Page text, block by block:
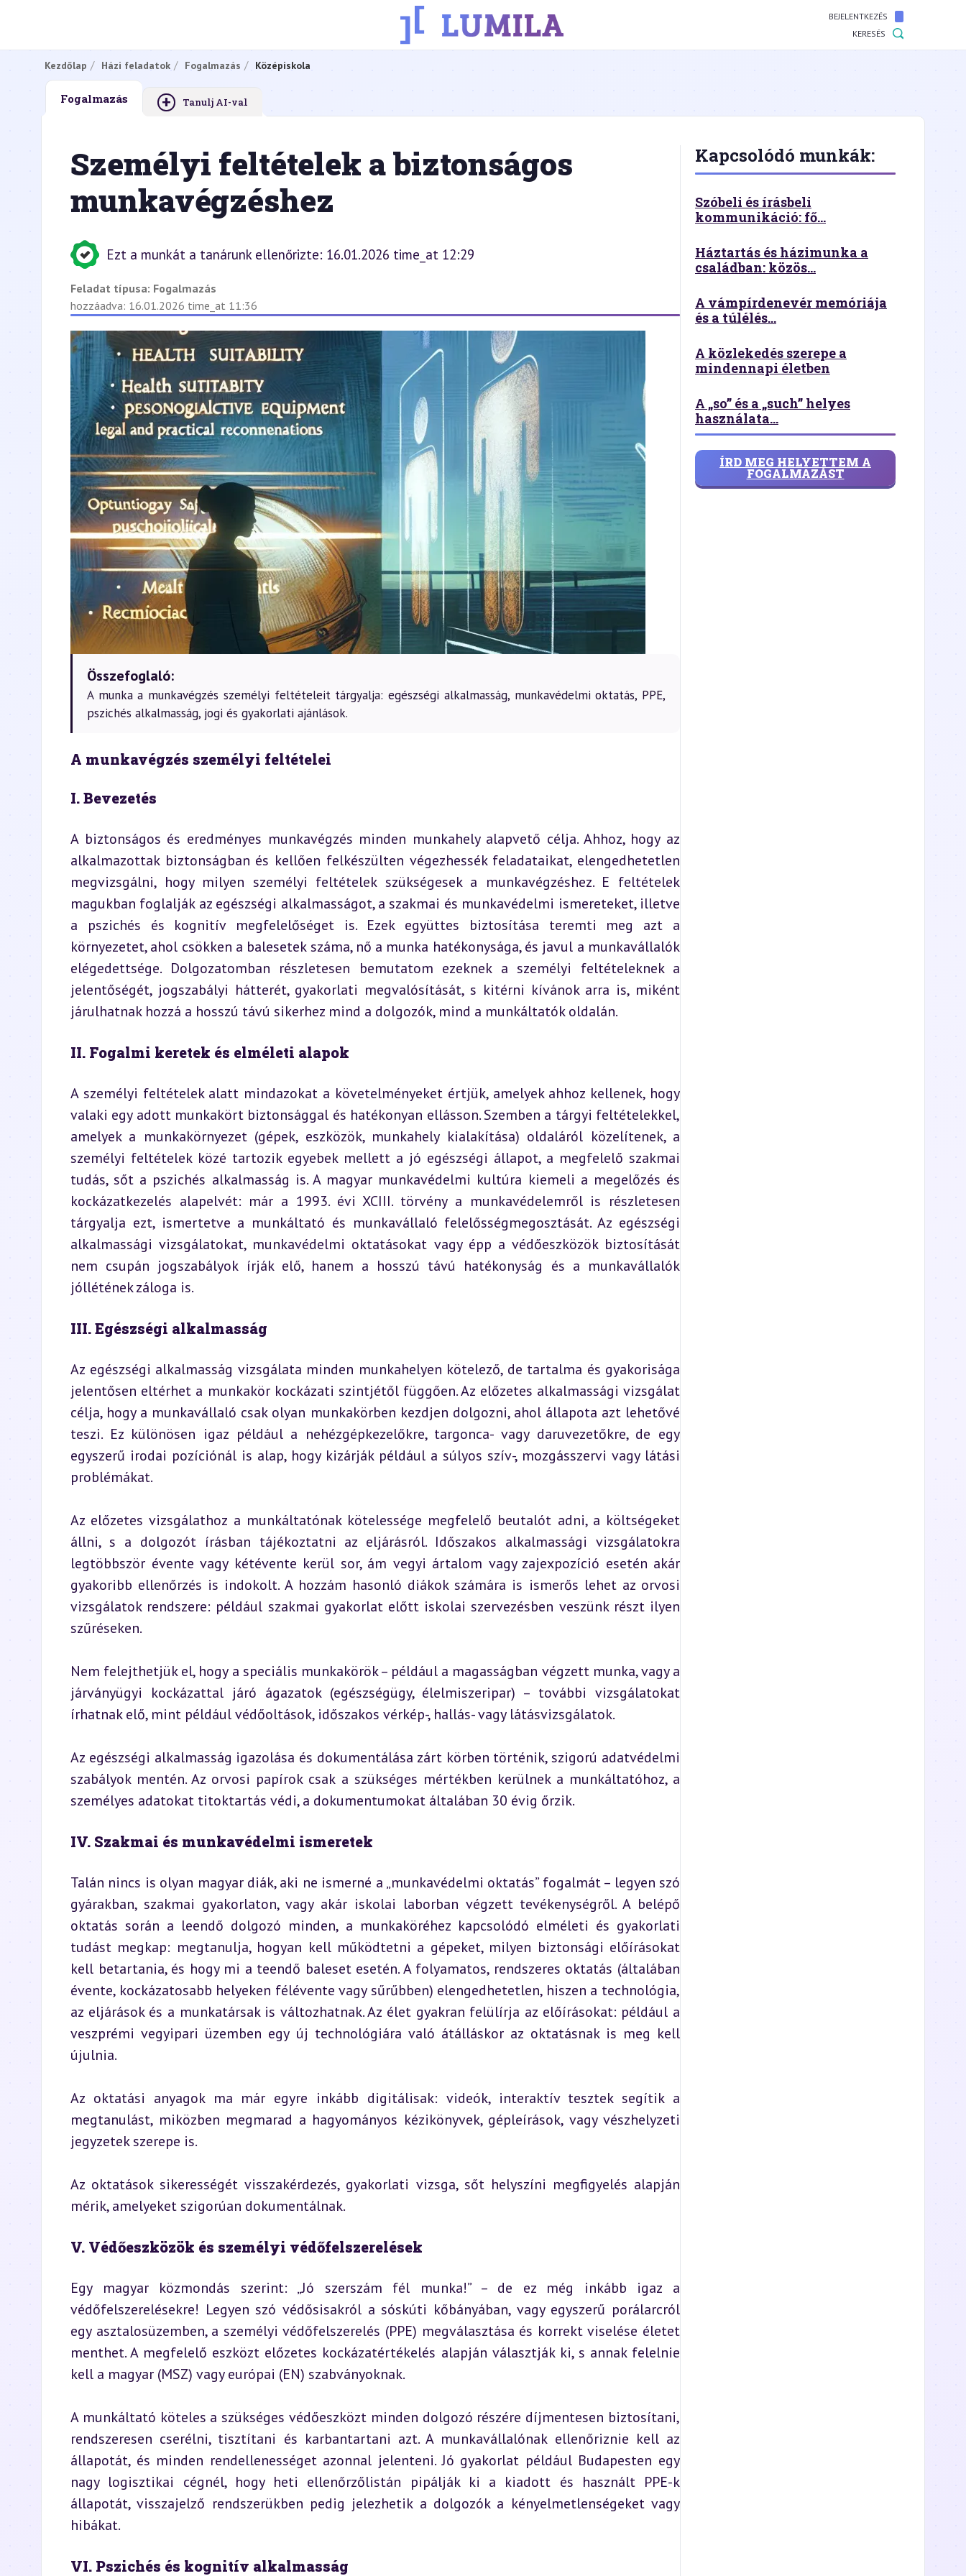
BEJELENTKEZÉS
KERESÉS
Kezdőlap Házi feladatok Fogalmazás Középiskola
Fogalmazás + Tanulj AI-val
Személyi feltételek a biztonságos
munkavégzéshez
Ezt a munkát a tanárunk ellenőrizte: 16.01.2026 time_at 12:29
Feladat típusa: Fogalmazás
hozzáadva: 16.01.2026 time_at 11:36
Összefoglaló:
A munka a munkavégzés személyi feltételeit tárgyalja: egészségi alkalmasság, munkavédelmi oktatás, PPE,
pszichés alkalmasság, jogi és gyakorlati ajánlások.
A munkavégzés személyi feltételei
I. Bevezetés
A biztonságos és eredményes munkavégzés minden munkahely alapvető célja. Ahhoz, hogy az
alkalmazottak biztonságban és kellően felkészülten végezhessék feladataikat, elengedhetetlen
megvizsgálni, hogy milyen személyi feltételek szükségesek a munkavégzéshez. E feltételek
magukban foglalják az egészségi alkalmasságot, a szakmai és munkavédelmi ismereteket, illetve
a pszichés és kognitív megfelelőséget is. Ezek együttes biztosítása teremti meg azt a
környezetet, ahol csökken a balesetek száma, nő a munka hatékonysága, és javul a munkavállalók
elégedettsége. Dolgozatomban részletesen bemutatom ezeknek a személyi feltételeknek a
jelentőségét, jogszabályi hátterét, gyakorlati megvalósítását, s kitérni kívánok arra is, miként
járulhatnak hozzá a hosszú távú sikerhez mind a dolgozók, mind a munkáltatók oldalán.
II. Fogalmi keretek és elméleti alapok
A személyi feltételek alatt mindazokat a követelményeket értjük, amelyek ahhoz kellenek, hogy
valaki egy adott munkakört biztonsággal és hatékonyan ellásson. Szemben a tárgyi feltételekkel,
amelyek a munkakörnyezet (gépek, eszközök, munkahely kialakítása) oldaláról közelítenek, a
személyi feltételek közé tartozik egyebek mellett a jó egészségi állapot, a megfelelő szakmai
tudás, sőt a pszichés alkalmasság is. A magyar munkavédelmi kultúra kiemeli a megelőzés és
kockázatkezelés alapelvét: már a 1993. évi XCIII. törvény a munkavédelemről is részletesen
tárgyalja ezt, ismertetve a munkáltató és munkavállaló felelősségmegosztását. Az egészségi
alkalmassági vizsgálatokat, munkavédelmi oktatásokat vagy épp a védőeszközök biztosítását
nem csupán jogszabályok írják elő, hanem a hosszú távú hatékonyság és a munkavállalók
jóllétének záloga is.
III. Egészségi alkalmasság
Az egészségi alkalmasság vizsgálata minden munkahelyen kötelező, de tartalma és gyakorisága
jelentősen eltérhet a munkakör kockázati szintjétől függően. Az előzetes alkalmassági vizsgálat
célja, hogy a munkavállaló csak olyan munkakörben kezdjen dolgozni, ahol állapota azt lehetővé
teszi. Ez különösen igaz például a nehézgépkezelőkre, targonca- vagy daruvezetőkre, de egy
egyszerű irodai pozíciónál is alap, hogy kizárják például a súlyos szív-, mozgásszervi vagy látási
problémákat.
Az előzetes vizsgálathoz a munkáltatónak kötelessége megfelelő beutalót adni, a költségeket
állni, s a dolgozót írásban tájékoztatni az eljárásról. Időszakos alkalmassági vizsgálatokra
legtöbbször évente vagy kétévente kerül sor, ám vegyi ártalom vagy zajexpozíció esetén akár
gyakoribb ellenőrzés is indokolt. A hozzám hasonló diákok számára is ismerős lehet az orvosi
vizsgálatok rendszere: például szakmai gyakorlat előtt iskolai szervezésben veszünk részt ilyen
szűréseken.
Nem felejthetjük el, hogy a speciális munkakörök – például a magasságban végzett munka, vagy a
járványügyi kockázattal járó ágazatok (egészségügy, élelmiszeripar) – további vizsgálatokat
írhatnak elő, mint például védőoltások, időszakos vérkép-, hallás- vagy látásvizsgálatok.
Az egészségi alkalmasság igazolása és dokumentálása zárt körben történik, szigorú adatvédelmi
szabályok mentén. Az orvosi papírok csak a szükséges mértékben kerülnek a munkáltatóhoz, a
személyes adatokat titoktartás védi, a dokumentumokat általában 30 évig őrzik.
IV. Szakmai és munkavédelmi ismeretek
Talán nincs is olyan magyar diák, aki ne ismerné a „munkavédelmi oktatás” fogalmát – legyen szó
gyárakban, szakmai gyakorlaton, vagy akár iskolai laborban végzett tevékenységről. A belépő
oktatás során a leendő dolgozó minden, a munkaköréhez kapcsolódó elméleti és gyakorlati
tudást megkap: megtanulja, hogyan kell működtetni a gépeket, milyen biztonsági előírásokat
kell betartania, és hogy mi a teendő baleset esetén. A folyamatos, rendszeres oktatás (általában
évente, kockázatosabb helyeken félévente vagy sűrűbben) elengedhetetlen, hiszen a technológia,
az eljárások és a munkatársak is változhatnak. Az élet gyakran felülírja az előírásokat: például a
veszprémi vegyipari üzemben egy új technológiára való átálláskor az oktatásnak is meg kell
újulnia.
Az oktatási anyagok ma már egyre inkább digitálisak: videók, interaktív tesztek segítik a
megtanulást, miközben megmarad a hagyományos kézikönyvek, gépleírások, vagy vészhelyzeti
jegyzetek szerepe is.
Az oktatások sikerességét visszakérdezés, gyakorlati vizsga, sőt helyszíni megfigyelés alapján
mérik, amelyeket szigorúan dokumentálnak.
V. Védőeszközök és személyi védőfelszerelések
Egy magyar közmondás szerint: „Jó szerszám fél munka!” – de ez még inkább igaz a
védőfelszerelésekre! Legyen szó védősisakról a sóskúti kőbányában, vagy egyszerű porálarcról
egy asztalosüzemben, a személyi védőfelszerelés (PPE) megválasztása és korrekt viselése életet
menthet. A megfelelő eszközt előzetes kockázatértékelés alapján választják ki, s annak felelnie
kell a magyar (MSZ) vagy európai (EN) szabványoknak.
A munkáltató köteles a szükséges védőeszközt minden dolgozó részére díjmentesen biztosítani,
rendszeresen cserélni, tisztítani és karbantartani azt. A munkavállalónak ellenőriznie kell az
állapotát, és minden rendellenességet azonnal jelenteni. Jó gyakorlat például Budapesten egy
nagy logisztikai cégnél, hogy heti ellenőrzőlistán pipálják ki a kiadott és használt PPE-k
állapotát, visszajelző rendszerükben pedig jelezhetik a dolgozók a kényelmetlenségeket vagy
hibákat.
VI. Pszichés és kognitív alkalmasság
Kapcsolódó munkák:
Szóbeli és írásbeli
kommunikáció: fő...
Háztartás és házimunka a
családban: közös...
A vámpírdenevér memóriája
és a túlélés...
A közlekedés szerepe a
mindennapi életben
A „so” és a „such” helyes
használata...
ÍRD MEG HELYETTEM A
FOGALMAZÁST